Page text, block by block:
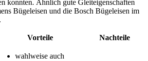
konnten. Ähnlich gute Gleiteigenschaften
Bügeleisen und die Bosch Bügeleisen im
Vorteile Nachteile
wahlweise auch